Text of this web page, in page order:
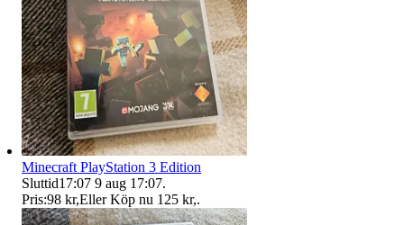
Minecraft PlayStation 3 Edition
Sluttid17:07 9 aug 17:07.
Pris:98 kr,Eller Köp nu 125 kr,.